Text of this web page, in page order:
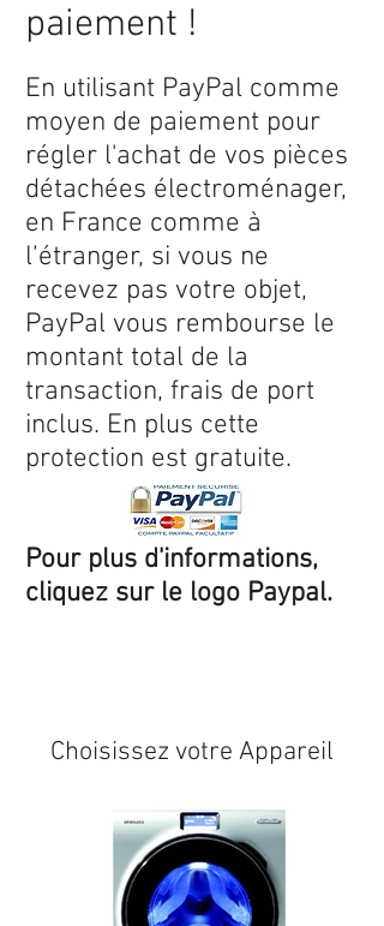
paiement !
En utilisant PayPal comme
moyen de paiement pour
régler l'achat de vos pièces
détachées électroménager,
en France comme à
l’étranger, si vous ne
recevez pas votre objet,
PayPal vous rembourse le
montant total de la
transaction, frais de port
inclus. En plus cette
protection est gratuite.
Pour plus d'informations,
cliquez sur le logo Paypal.
Choisissez votre Appareil